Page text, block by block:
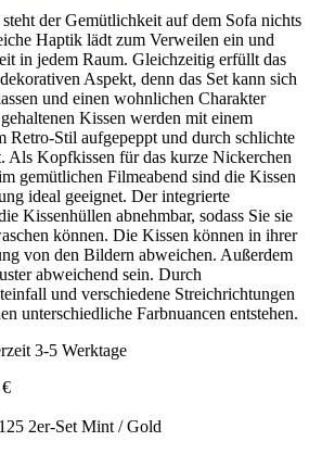
der Gemütlichkeit auf dem Sofa nichts
Haptik lädt zum Verweilen ein und
in jedem Raum. Gleichzeitig erfüllt das
Aspekt, denn das Set kann sich
und einen wohnlichen Charakter
Kissen werden mit einem
Retro-Stil aufgepeppt und durch schlichte
Als Kopfkissen für das kurze Nickerchen
gemütlichen Filmeabend sind die Kissen
ideal geeignet. Der integrierte
Kissenhüllen abnehmbar, sodass Sie sie
können. Die Kissen können in ihrer
von den Bildern abweichen. Außerdem
abweichend sein. Durch
und verschiedene Streichrichtungen
unterschiedliche Farbnuancen entstehen.
3-5 Werktage